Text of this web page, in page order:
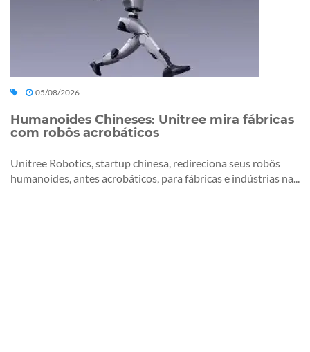
05/08/2026
Humanoides Chineses: Unitree mira fábricas
com robôs acrobáticos
Unitree Robotics, startup chinesa, redireciona seus robôs
humanoides, antes acrobáticos, para fábricas e indústrias na...